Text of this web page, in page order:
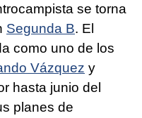
se torna
Segunda B. El
como uno de los
Vázquez y
hasta junio del
planes de